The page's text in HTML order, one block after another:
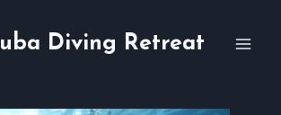
Diving Retreat